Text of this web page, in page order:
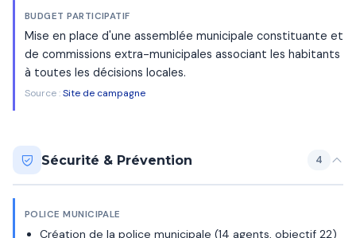
BUDGET PARTICIPATIF
Mise en place d'une assemblée municipale constituante et
de commissions extra-municipales associant les habitants
à toutes les décisions locales.
Source :Site de campagne
Sécurité & Prévention 4
POLICE MUNICIPALE
Création de la police municipale (14 agents, objectif 22)